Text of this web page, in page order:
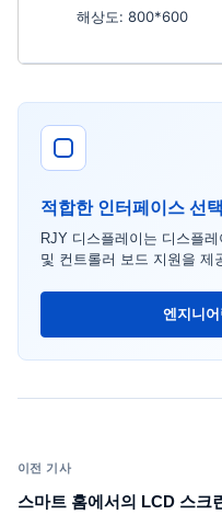
해상도: 800*600
적합한 인터페이스 선
RJY 디스플레이는 디스플
및 컨트롤러 보드 지원을 제
엔지니어
이전 기사
스마트 홈에서의 LCD 스크